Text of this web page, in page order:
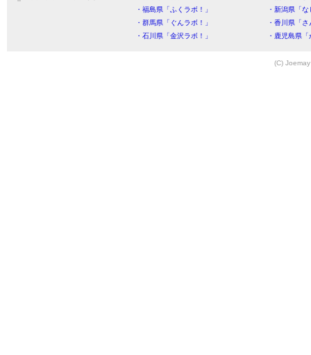
・福島県「ふくラボ！」
・新潟県「
・群馬県「ぐんラボ！」
・香川県「
・石川県「金沢ラボ！」
・鹿児島県
(C)